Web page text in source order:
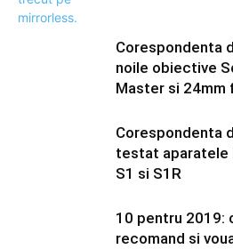
Corespondenta
noile obiective
Master si 24mm
Corespondenta
testat aparatele
S1 si S1R
10 pentru 2019:
recomand si